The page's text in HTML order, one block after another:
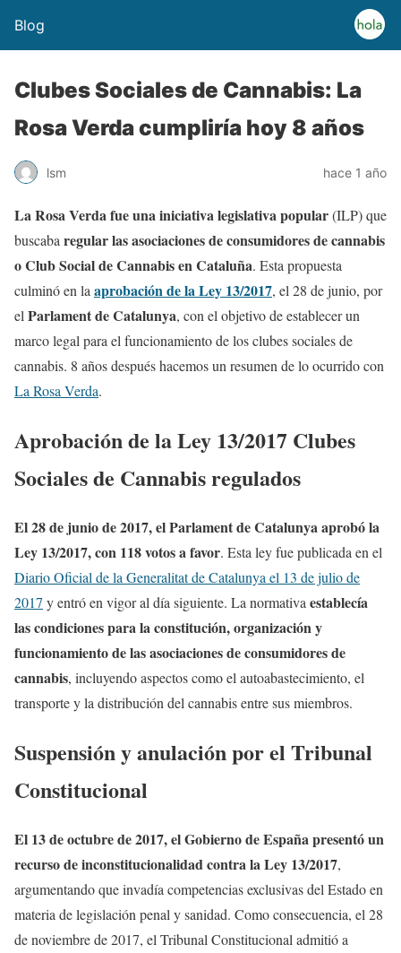
Blog
Clubes Sociales de Cannabis: La
Rosa Verda cumpliría hoy 8 años
lsm hace 1 año
La Rosa Verda fue una iniciativa legislativa popular(ILP) que
buscaba regular las asociaciones de consumidores de cannabis
o Club Social de Cannabis en Cataluña. Esta propuesta
culminó en la aprobación de la Ley 13/2017, el 28 de junio, por
el Parlament de Catalunya, con el objetivo de establecer un
marco legal para el funcionamiento de los clubes sociales de
cannabis. 8 años después hacemos un resumen de lo ocurrido con
La Rosa Verda.
Aprobación de la Ley 13/2017 Clubes
Sociales de Cannabis regulados
El 28 de junio de 2017, el Parlament de Catalunya aprobó la
Ley 13/2017, con 118 votos a favor. Esta ley fue publicada en el
Diario Oficial de la Generalitat de Catalunya el 13 de julio de
2017 y entró en vigor al día siguiente. La normativa establecía
las condiciones para la constitución, organización y
funcionamiento de las asociaciones de consumidores de
cannabis, incluyendo aspectos como el autoabastecimiento, el
transporte y la distribución del cannabis entre sus miembros.
Suspensión y anulación por el Tribunal
Constitucional
El 13 de octubre de 2017, el Gobierno de España presentó un
recurso de inconstitucionalidad contra la Ley 13/2017,
argumentando que invadía competencias exclusivas del Estado en
materia de legislación penal y sanidad. Como consecuencia, el 28
de noviembre de 2017, el Tribunal Constitucional admitió a